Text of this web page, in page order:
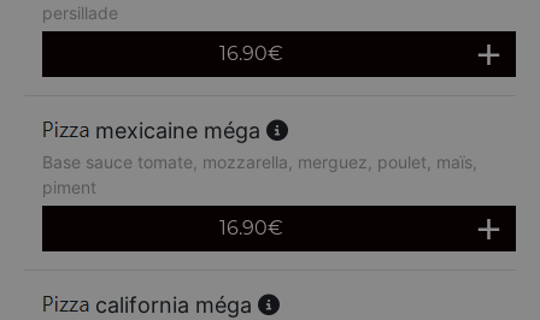
persillade
16.90€
mexicaine méga
Base sauce tomate, mozzarella, merguez, poulet, maïs,
piment
16.90€
california méga